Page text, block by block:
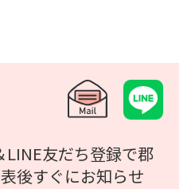
LINE友だち登録で郡
後すぐにお知らせ